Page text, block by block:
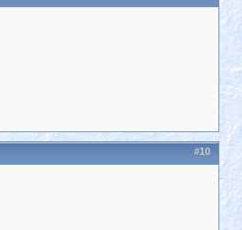
#10